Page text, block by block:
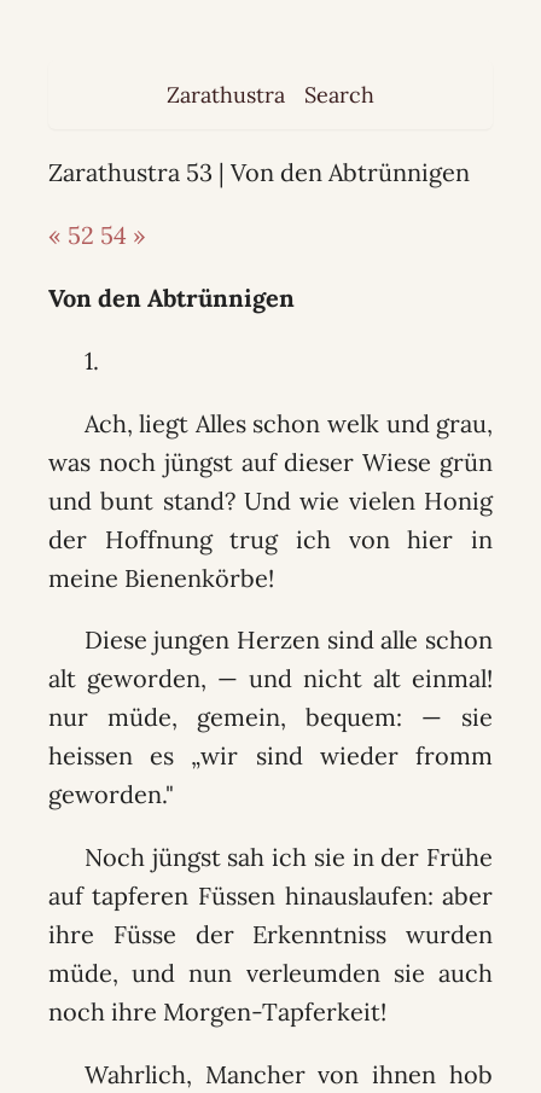
Zarathustra Search
Zarathustra 53 | Von den Abtrünnigen
« 52 54 »
Von den Abtrünnigen
1.
Ach, liegt Alles schon welk und grau,
was noch jüngst auf dieser Wiese grün
und bunt stand? Und wie vielen Honig
der Hoffnung trug ich von hier in
meine Bienenkörbe!
Diese jungen Herzen sind alle schon
alt geworden, — und nicht alt einmal!
nur müde, gemein, bequem: — sie
heissen es „wir sind wieder fromm
geworden."
Noch jüngst sah ich sie in der Frühe
auf tapferen Füssen hinauslaufen: aber
ihre Füsse der Erkenntniss wurden
müde, und nun verleumden sie auch
noch ihre Morgen-Tapferkeit!
Wahrlich, Mancher von ihnen hob